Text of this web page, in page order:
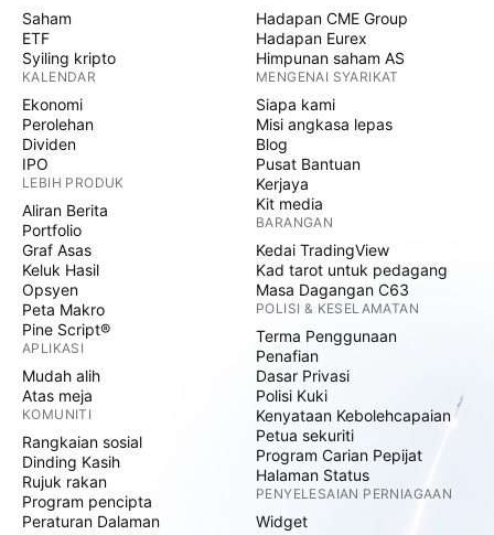
Saham
ETF
Syiling kripto
KALENDAR
Ekonomi
Perolehan
Dividen
IPO
LEBIH PRODUK
Aliran Berita
Portfolio
Graf Asas
Keluk Hasil
Opsyen
Peta Makro
Pine Script®
APLIKASI
Mudah alih
Atas meja
KOMUNITI
Rangkaian sosial
Dinding Kasih
Rujuk rakan
Program pencipta
Peraturan Dalaman
Hadapan CME Group
Hadapan Eurex
Himpunan saham AS
MENGENAI SYARIKAT
Siapa kami
Misi angkasa lepas
Blog
Pusat Bantuan
Kerjaya
Kit media
BARANGAN
Kedai TradingView
Kad tarot untuk pedagang
Masa Dagangan C63
POLISI & KESELAMATAN
Terma Penggunaan
Penafian
Dasar Privasi
Polisi Kuki
Kenyataan Kebolehcapaian
Petua sekuriti
Program Carian Pepijat
Halaman Status
PENYELESAIAN PERNIAGAAN
Widget